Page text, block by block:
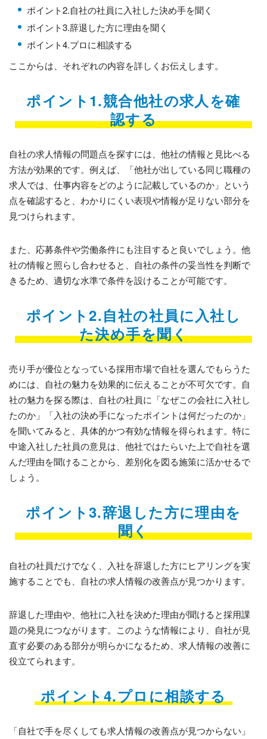
ポイント2.自社の社員に入社した決め手を聞く
ポイント3.辞退した方に理由を聞く
ポイント4.プロに相談する
ここからは、それぞれの内容を詳しくお伝えします。
ポイント1.競合他社の求人を確
認する
自社の求人情報の問題点を探すには、他社の情報と見比べる
方法が効果的です。例えば、「他社が出している同じ職種の
求人では、仕事内容をどのように記載しているのか」という
点を確認すると、わかりにくい表現や情報が足りない部分を
見つけられます。
また、応募条件や労働条件にも注目すると良いでしょう。他
社の情報と照らし合わせると、自社の条件の妥当性を判断で
きるため、適切な水準で条件を設けることが可能です。
ポイント2.自社の社員に入社し
た決め手を聞く
売り手が優位となっている採用市場で自社を選んでもらうた
めには、自社の魅力を効果的に伝えることが不可欠です。自
社の魅力を探る際は、自社の社員に「なぜこの会社に入社し
たのか」「入社の決め手になったポイントは何だったのか」
を聞いてみると、具体的かつ有効な情報を得られます。特に
中途入社した社員の意見は、他社ではたらいた上で自社を選
んだ理由を聞けることから、差別化を図る施策に活かせるで
しょう。
ポイント3.辞退した方に理由を
聞く
自社の社員だけでなく、入社を辞退した方にヒアリングを実
施することでも、自社の求人情報の改善点が見つかります。
辞退した理由や、他社に入社を決めた理由が聞けると採用課
題の発見につながります。このような情報により、自社が見
直す必要のある部分が明らかになるため、求人情報の改善に
役立てられます。
ポイント4.プロに相談する
「自社で手を尽くしても求人情報の改善点が見つからない」